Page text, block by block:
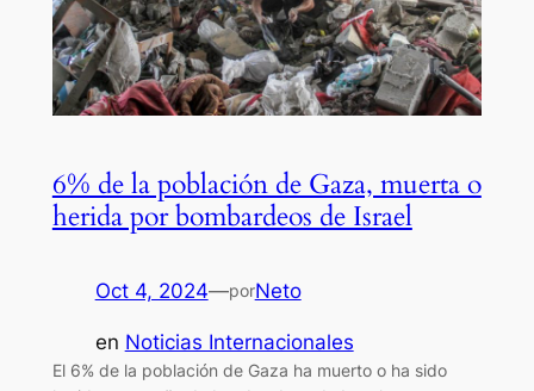
6% de la población de Gaza, muerta o
herida por bombardeos de Israel
Oct 4, 2024—porNeto
en Noticias Internacionales
El 6% de la población de Gaza ha muerto o ha sido